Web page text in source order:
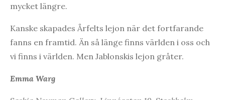
mycket längre.
Kanske skapades Årfelts lejon när det fortfarande
fanns en framtid. Än så länge finns världen i oss och
vi finns i världen. Men Jablonskis lejon gråter.
Emma Warg